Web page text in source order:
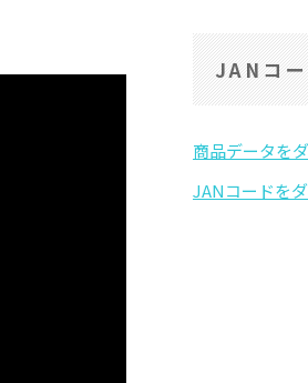
JANコ